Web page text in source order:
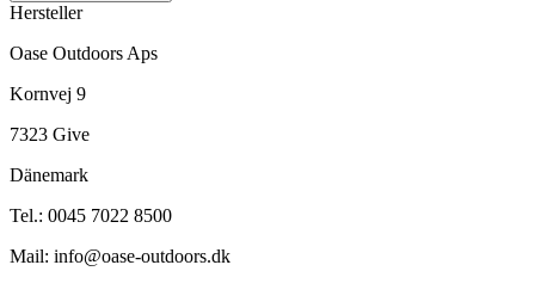
Hersteller
Oase Outdoors Aps
Kornvej 9
7323 Give
Dänemark
Tel.: 0045 7022 8500
Mail: info@oase-outdoors.dk